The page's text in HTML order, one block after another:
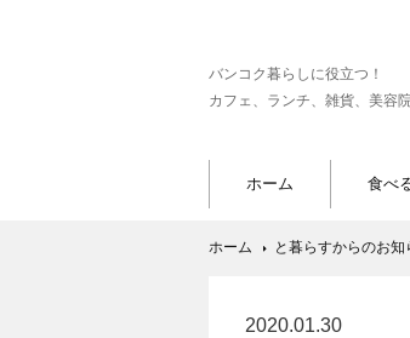
バンコク暮らしに役立つ！
カフェ、ランチ、雑貨、美容
ホーム 食べ
ホーム と暮らすからのお知
2020.01.30